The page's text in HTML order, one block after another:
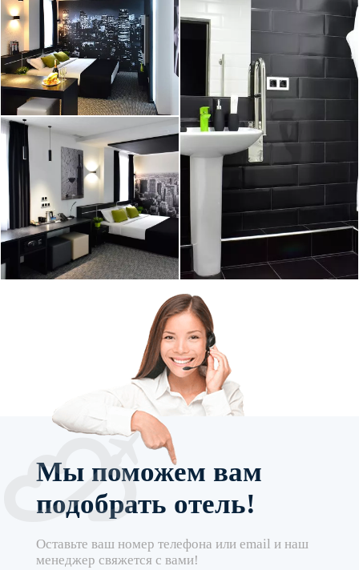
Мы поможем вам
подобрать отель!
Оставьте ваш номер телефона или email и наш
менеджер свяжется с вами!